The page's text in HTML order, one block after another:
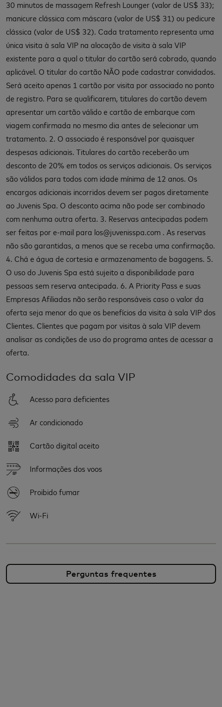
30 minutos de massagem Refresh Lounger (valor de US$ 33);
manicure clássica com máscara (valor de US$ 31) ou pedicure
clássica (valor de US$ 32). Cada tratamento representa uma
única visita à sala VIP na alocação de visita à sala VIP
existente para a qual o titular do cartão será cobrado, quando
aplicável. O titular do cartão NÃO pode cadastrar convidados.
Será aceito apenas 1 cartão por visita por associado no ponto
de registro. Para se qualificarem, titulares do cartão devem
apresentar um cartão válido e cartão de embarque com
viagem confirmada no mesmo dia antes de selecionar um
tratamento. 2. O associado é responsável por quaisquer
despesas adicionais. Titulares do cartão receberão um
desconto de 20% em todos os serviços adicionais. Os serviços
são válidos para todos com idade mínima de 12 anos. Os
encargos adicionais incorridos devem ser pagos diretamente
ao Juvenis Spa. O desconto acima não pode ser combinado
com nenhuma outra oferta. 3. Reservas antecipadas podem
ser feitas por e-mail para los@juvenisspa.com . As reservas
não são garantidas, a menos que se receba uma confirmação.
4. Chá e água de cortesia e armazenamento de bagagens. 5.
O uso do Juvenis Spa está sujeito a disponibilidade para
pessoas sem reserva antecipada. 6. A Priority Pass e suas
Empresas Afiliadas não serão responsáveis caso o valor da
oferta seja menor do que os benefícios da visita à sala VIP dos
Clientes. Clientes que pagam por visitas à sala VIP devem
analisar as condições de uso do programa antes de acessar a
oferta.
Comodidades da sala VIP
Acesso para deficientes
Ar condicionado
Cartão digital aceito
Informações dos voos
Proibido fumar
Wi-Fi
Perguntas frequentes